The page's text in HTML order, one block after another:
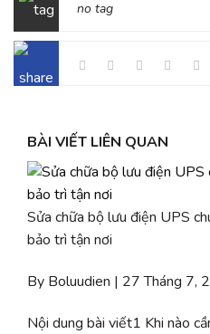
no tag
BÀI VIẾT LIÊN QUAN
Sửa chữa bộ lưu điện UPS
bảo trì tận nơi
By Boluudien | 27 Tháng 7,
Nội dung bài viết1 Khi nào